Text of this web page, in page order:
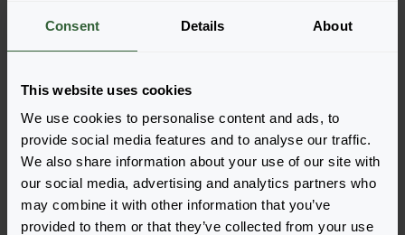
Consent Details About
This website uses cookies
We use cookies to personalise content and ads, to
provide social media features and to analyse our traffic.
We also share information about your use of our site with
our social media, advertising and analytics partners who
may combine it with other information that you’ve
provided to them or that they’ve collected from your use
Weitere Informationen
Bestellen Sie die
Legen Sie die Artikel ganz einfach in Ihren Warenkorb,
indem Sie auf eine Produktform der gewünschten
Sorten klicken. Sobald Sie die Artikel hinzugefügt
haben, wird Ihr Warenkorb unten angezeigt.
Alle Verfügbarkeiten anzeigen